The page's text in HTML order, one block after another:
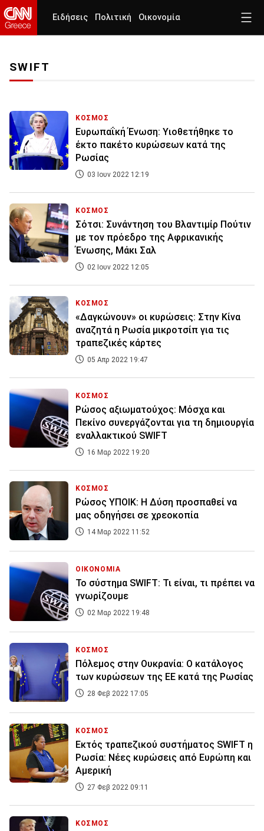
Ειδήσεις Πολιτική Οικονομία
SWIFT
ΚΟΣΜΟΣ
Ευρωπαΐκή Ένωση: Υιοθετήθηκε το
έκτο πακέτο κυρώσεων κατά της
Ρωσίας
03 Ιουν 2022 12:19
ΚΟΣΜΟΣ
Σότσι: Συνάντηση του Βλαντιμίρ Πούτιν
με τον πρόεδρο της Αφρικανικής
Ένωσης, Μάκι Σαλ
02 Ιουν 2022 12:05
ΚΟΣΜΟΣ
«Δαγκώνουν» οι κυρώσεις: Στην Κίνα
αναζητά η Ρωσία μικροτσίπ για τις
τραπεζικές κάρτες
05 Απρ 2022 19:47
ΚΟΣΜΟΣ
Ρώσος αξιωματούχος: Μόσχα και
Πεκίνο συνεργάζονται για τη δημιουργία
εναλλακτικού SWIFT
16 Μαρ 2022 19:20
ΚΟΣΜΟΣ
Ρώσος ΥΠΟΙΚ: Η Δύση προσπαθεί να
μας οδηγήσει σε χρεοκοπία
14 Μαρ 2022 11:52
ΟΙΚΟΝΟΜΙΑ
Το σύστημα SWIFT: Τι είναι, τι πρέπει να
γνωρίζουμε
02 Μαρ 2022 19:48
ΚΟΣΜΟΣ
Πόλεμος στην Ουκρανία: Ο κατάλογος
των κυρώσεων της ΕΕ κατά της Ρωσίας
28 Φεβ 2022 17:05
ΚΟΣΜΟΣ
Εκτός τραπεζικού συστήματος SWIFT η
Ρωσία: Νέες κυρώσεις από Ευρώπη και
Αμερική
27 Φεβ 2022 09:11
ΚΟΣΜΟΣ